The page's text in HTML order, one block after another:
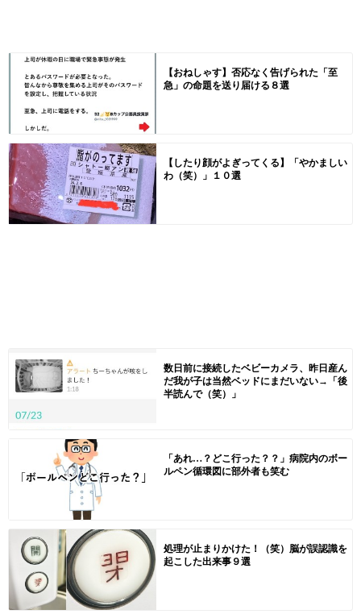
【おねしゃす】否応なく告げられた「至
急」の命題を送り届ける８選
【したり顔がよぎってくる】「やかましい
わ（笑）」１０選
数日前に接続したベビーカメラ、昨日産ん
だ我が子は当然ベッドにまだいない→「後
半読んで（笑）」
「あれ…？どこ行った？？」病院内のボー
ルペン循環図に部外者も笑む
処理が止まりかけた！（笑）脳が誤認識を
起こした出来事９選